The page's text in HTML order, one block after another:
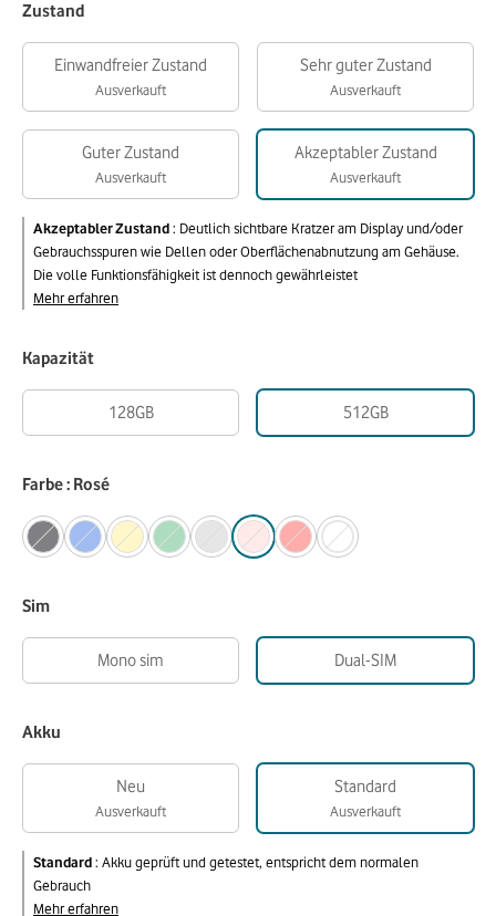
Zustand
Einwandfreier Zustand
Ausverkauft
Sehr guter Zustand
Ausverkauft
Guter Zustand
Ausverkauft
Akzeptabler Zustand
Ausverkauft
Akzeptabler Zustand: Deutlich sichtbare Kratzer am Display und/oder
Gebrauchsspuren wie Dellen oder Oberflächenabnutzung am Gehäuse.
Die volle Funktionsfähigkeit ist dennoch gewährleistet
Mehr erfahren
Kapazität
128GB 512GB
Farbe : Rosé
Sim
Mono sim Dual-SIM
Akku
Neu
Ausverkauft
Standard
Ausverkauft
Standard: Akku geprüft und getestet, entspricht dem normalen
Gebrauch
Mehr erfahren